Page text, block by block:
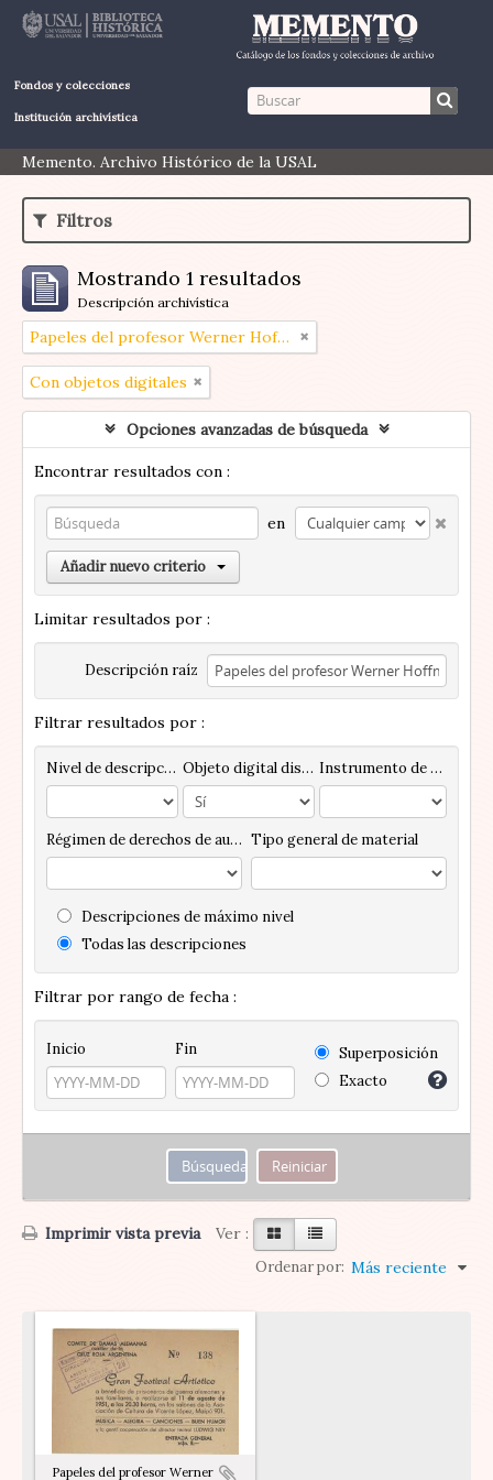
Fondos y colecciones
Institución archivística
Memento. Archivo Histórico de la USAL
Filtros
Mostrando 1 resultados
Descripción archivística
Papeles del profesor Werner Hoffmann
Con objetos digitales
Opciones avanzadas de búsqueda
Encontrar resultados con :
en
Añadir nuevo criterio
Limitar resultados por :
Descripción raíz
Filtrar resultados por :
Nivel de descripción Objeto digital disponibles Instrumento de descripción
Régimen de derechos de autor Tipo general de material
Descripciones de máximo nivel
Todas las descripciones
Filtrar por rango de fecha :
Inicio Fin
Superposición
Exacto
Imprimir vista previa Ver :
Ordenar por: Más reciente
Papeles del profesor Werner